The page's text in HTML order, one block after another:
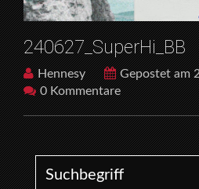
240627_SuperHi_BB
Hennesy
Gepostet am
0 Kommentare
Search for: